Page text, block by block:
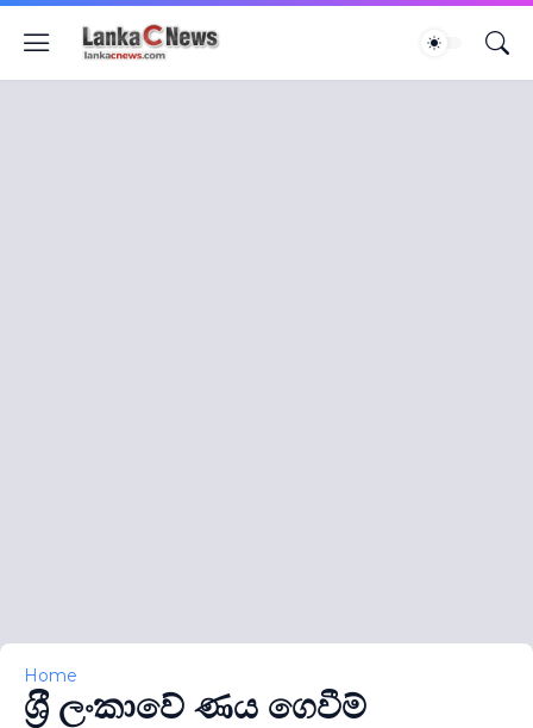
Home
ශ‍්‍රී ලංකාවේ ණය ගෙවීම්